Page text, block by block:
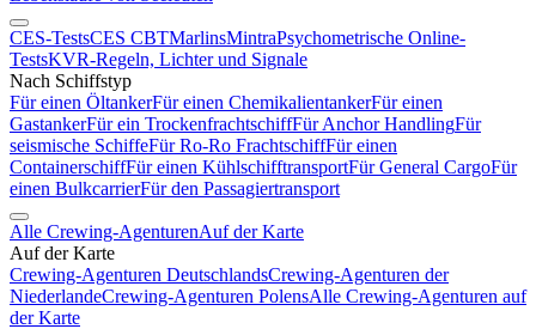
CES-TestsCES CBTMarlinsMintraPsychometrische Online-
TestsKVR-Regeln, Lichter und Signale
Nach Schiffstyp
Für einen ÖltankerFür einen ChemikalientankerFür einen
GastankerFür ein TrockenfrachtschiffFür Anchor HandlingFür
seismische SchiffeFür Ro-Ro FrachtschiffFür einen
ContainerschiffFür einen KühlschifftransportFür General CargoFür
einen BulkcarrierFür den Passagiertransport
Alle Crewing-AgenturenAuf der Karte
Auf der Karte
Crewing-Agenturen DeutschlandsCrewing-Agenturen der
NiederlandeCrewing-Agenturen PolensAlle Crewing-Agenturen auf
der Karte